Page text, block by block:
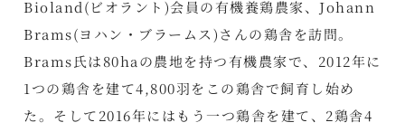
Bioland(ビオラント)会員の有機養鶏農家、Johann
Brams(ヨハン・ブラームス)さんの鶏舎を訪問。
Brams氏は80haの農地を持つ有機農家で、2012年に
1つの鶏舎を建て4,800羽をこの鶏舎で飼育し始め
た。そして2016年にはもう一つ鶏舎を建て、2鶏舎4